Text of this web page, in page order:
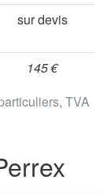
TVA
sur devis
145 €